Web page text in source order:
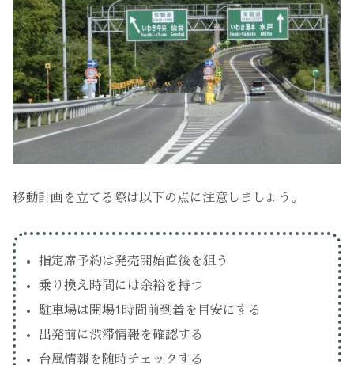
移動計画を立てる際は以下の点に注意しましょう。
指定席予約は発売開始直後を狙う
乗り換え時間には余裕を持つ
駐車場は開場1時間前到着を目安にする
出発前に渋滞情報を確認する
台風情報を随時チェックする